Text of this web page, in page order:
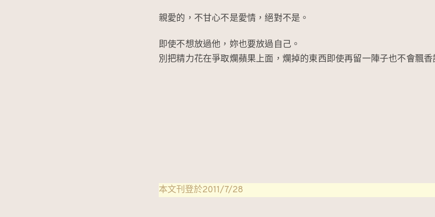
親愛的，不甘心不是愛情，絕對不是。
即使不想放過他，妳也要放過自己。
別把精力花在爭取爛蘋果上面，爛掉的東西即使再留一陣子也不會飄
本文刊登於2011/7/28